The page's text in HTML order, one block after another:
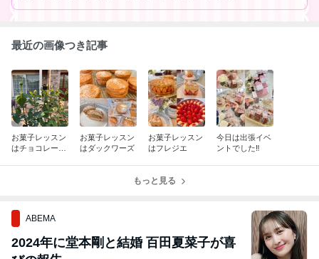
最近の画像つき記事
お菓子レッスン
はチョコレート
お菓子レッスン
はダックワーズ
お菓子レッスン
はフレジエ
今日は出張イベ
ントでした‼️
もっと見る
ABEMA
2024年に堂本剛と結婚 百田夏菜子が喜